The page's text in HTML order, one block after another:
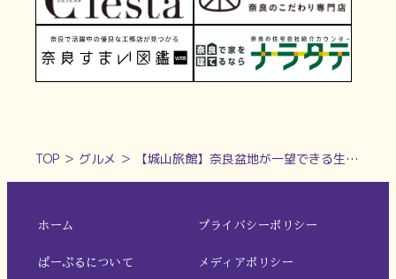
TOP ＞ グルメ ＞ 【城山旅館】奈良盆地が一望できる生駒山の絶景旅館で本格ジビエに舌鼓【奈良のホテル・旅館特集2024】
ホーム
ぱーぷるについて
プライバシーポリシー
メディアポリシー